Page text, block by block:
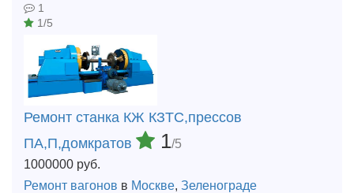
1
1/5
Ремонт станка КЖ КЗТС,прессов
ПА,П,домкратов
1/5
1000000 руб.
Ремонт вагонов в Москве, Зеленограде